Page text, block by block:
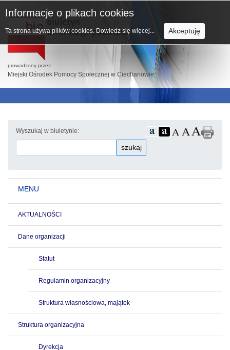
prowadzony przez:
Miejski Ośrodek Pomocy Społecznej w Ciechanowie
Wyszukaj w biuletynie:
szukaj
MENU
AKTUALNOŚCI
Dane organizacji
Statut
Regulamin organizacyjny
Struktura własnościowa, majątek
Struktura organizacyjna
Dyrekcja
Informacje o plikach cookies
Ta strona używa plików cookies. Dowiedz się więcej... Akceptuję